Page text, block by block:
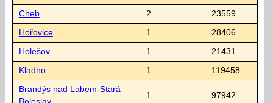
Cheb 2 23559
Hořovice 1 28406
Holešov 1 21431
Kladno 1 119458
Brandýs nad Labem-Stará
1 97942